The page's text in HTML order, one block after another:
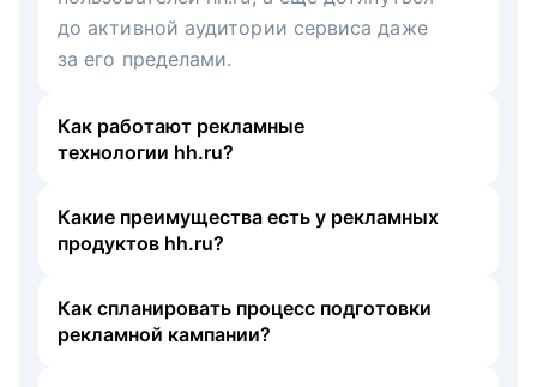
до активной аудитории сервиса даже
за его пределами.
Как работают рекламные
технологии hh.ru?
Какие преимущества есть у рекламных
продуктов hh.ru?
Как спланировать процесс подготовки
рекламной кампании?